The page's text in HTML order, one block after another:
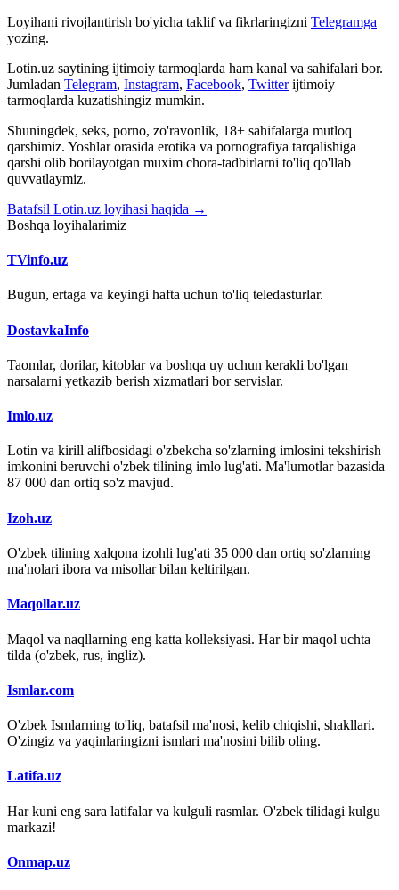
Loyihani rivojlantirish bo'yicha taklif va fikrlaringizni Telegramga
yozing.
Lotin.uz saytining ijtimoiy tarmoqlarda ham kanal va sahifalari bor.
Jumladan Telegram, Instagram, Facebook, Twitter ijtimoiy
tarmoqlarda kuzatishingiz mumkin.
Shuningdek, seks, porno, zo'ravonlik, 18+ sahifalarga mutloq
qarshimiz. Yoshlar orasida erotika va pornografiya tarqalishiga
qarshi olib borilayotgan muxim chora-tadbirlarni to'liq qo'llab
quvvatlaymiz.
Batafsil Lotin.uz loyihasi haqida →
Boshqa loyihalarimiz
TVinfo.uz
Bugun, ertaga va keyingi hafta uchun to'liq teledasturlar.
DostavkaInfo
Taomlar, dorilar, kitoblar va boshqa uy uchun kerakli bo'lgan
narsalarni yetkazib berish xizmatlari bor servislar.
Imlo.uz
Lotin va kirill alifbosidagi o'zbekcha so'zlarning imlosini tekshirish
imkonini beruvchi o'zbek tilining imlo lug'ati. Ma'lumotlar bazasida
87 000 dan ortiq so'z mavjud.
Izoh.uz
O'zbek tilining xalqona izohli lug'ati 35 000 dan ortiq so'zlarning
ma'nolari ibora va misollar bilan keltirilgan.
Maqollar.uz
Maqol va naqllarning eng katta kolleksiyasi. Har bir maqol uchta
tilda (o'zbek, rus, ingliz).
Ismlar.com
O'zbek Ismlarning to'liq, batafsil ma'nosi, kelib chiqishi, shakllari.
O'zingiz va yaqinlaringizni ismlari ma'nosini bilib oling.
Latifa.uz
Har kuni eng sara latifalar va kulguli rasmlar. O'zbek tilidagi kulgu
markazi!
Onmap.uz